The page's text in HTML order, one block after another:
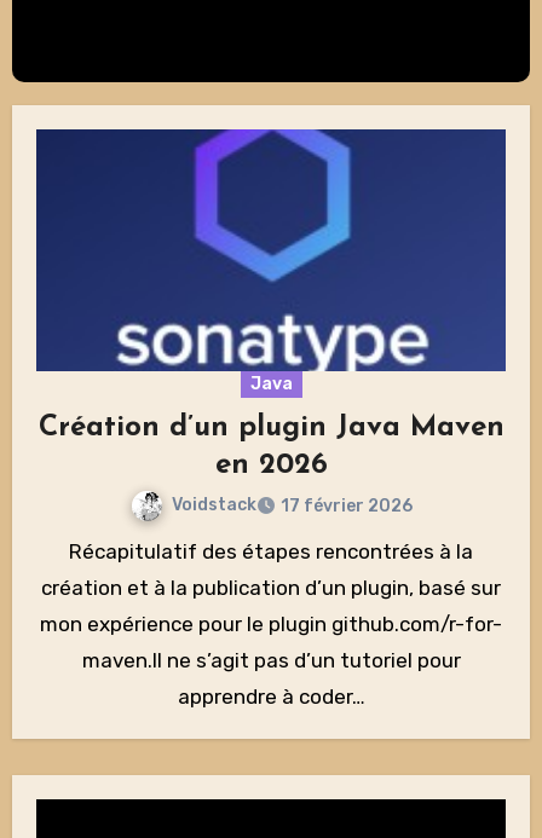
Java
Création d’un plugin Java Maven
en 2026
Voidstack 17 février 2026
Récapitulatif des étapes rencontrées à la
création et à la publication d’un plugin, basé sur
mon expérience pour le plugin github.com/r-for-
maven.Il ne s’agit pas d’un tutoriel pour
apprendre à coder…